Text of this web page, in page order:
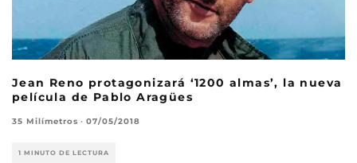
Jean Reno protagonizará ‘1200 almas’, la nueva
película de Pablo Aragües
35 Milímetros · 07/05/2018
1 MINUTO DE LECTURA